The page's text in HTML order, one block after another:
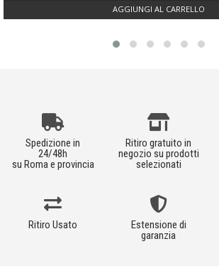
AGGIUNGI AL CARRELLO
Spedizione in
24/48h
su Roma e provincia
Ritiro gratuito in
negozio su prodotti
selezionati
Ritiro Usato
Estensione di
garanzia